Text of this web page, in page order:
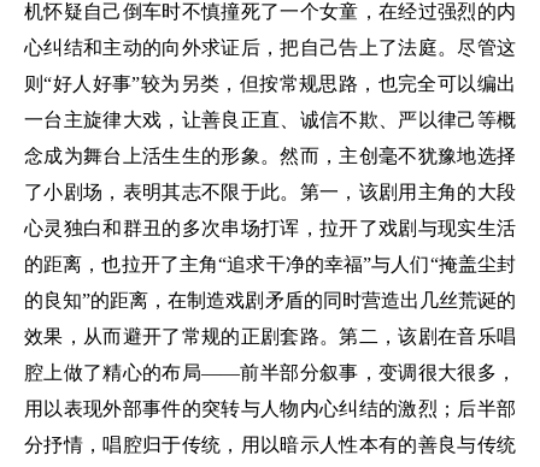
机怀疑自己倒车时不慎撞死了一个女童，在经过强烈的内
心纠结和主动的向外求证后，把自己告上了法庭。尽管这
则“好人好事”较为另类，但按常规思路，也完全可以编出
一台主旋律大戏，让善良正直、诚信不欺、严以律己等概
念成为舞台上活生生的形象。然而，主创毫不犹豫地选择
了小剧场，表明其志不限于此。第一，该剧用主角的大段
心灵独白和群丑的多次串场打诨，拉开了戏剧与现实生活
的距离，也拉开了主角“追求干净的幸福”与人们“掩盖尘封
的良知”的距离，在制造戏剧矛盾的同时营造出几丝荒诞的
效果，从而避开了常规的正剧套路。第二，该剧在音乐唱
腔上做了精心的布局——前半部分叙事，变调很大很多，
用以表现外部事件的突转与人物内心纠结的激烈；后半部
分抒情，唱腔归于传统，用以暗示人性本有的善良与传统